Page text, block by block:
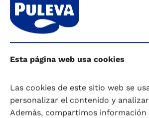
Esta página web usa cookies
Las cookies de este sitio web se
personalizar el contenido y
Además, compartimos información
pueden disfrutar de una
un batido. Esto puede
a elegir frutas de manera
¿Sabías que?
la naturaleza! Los pigmentos que
las frutas (como los
naranjas y los flavonoides en las